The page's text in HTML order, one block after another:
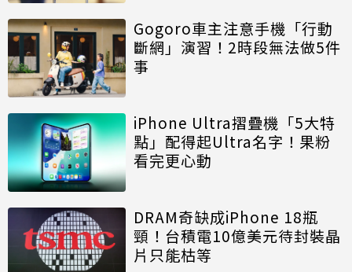
Gogoro車主注意手機「行動
斷網」演習！2時段無法做5件
事
iPhone Ultra摺疊機「5大特
點」配得起Ultra名字！果粉
看完更心動
DRAM奇缺成iPhone 18瓶
頸！台積電10億美元待封裝晶
片只能枯等